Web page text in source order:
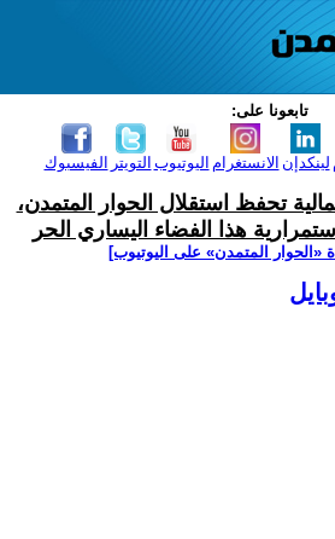
تابعونا على:
الفيسبوك التويتر اليوتيوب الانستغرام لينكدإن
تحفظ استقلال الحوار المتمدن،
هذا الفضاء اليساري الحر
‫«الحوار المتمدن» على اليوتيوب]